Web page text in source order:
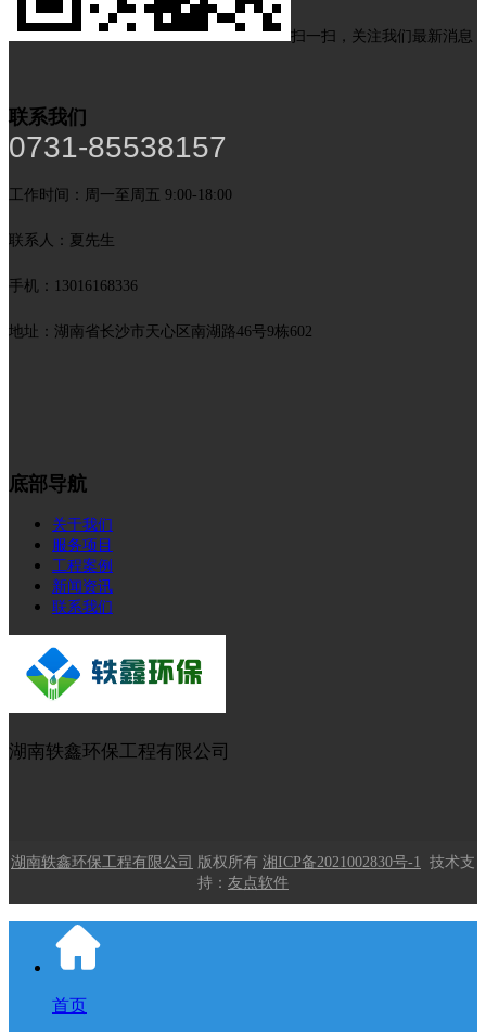
扫一扫，关注我们最新消息
联系我们
0731-85538157
工作时间：周一至周五 9:00-18:00
联系人：夏先生
手机：13016168336
地址：湖南省长沙市天心区南湖路46号9栋602
底部导航
关于我们
服务项目
工程案例
新闻资讯
联系我们
湖南轶鑫环保工程有限公司
湖南轶鑫环保工程有限公司 版权所有 湘ICP备2021002830号-1 技术支
持： 友点软件
首页